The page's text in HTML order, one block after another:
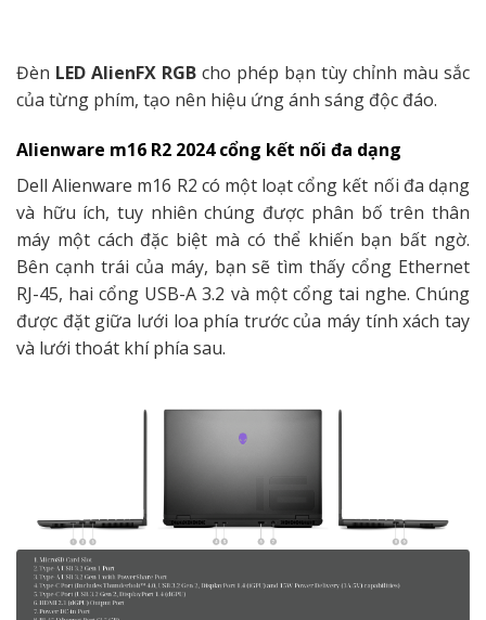
Đèn LED AlienFX RGB cho phép bạn tùy chỉnh màu sắc
của từng phím, tạo nên hiệu ứng ánh sáng độc đáo.
Alienware m16 R2 2024 cổng kết nối đa dạng
Dell Alienware m16 R2 có một loạt cổng kết nối đa dạng
và hữu ích, tuy nhiên chúng được phân bố trên thân
máy một cách đặc biệt mà có thể khiến bạn bất ngờ.
Bên cạnh trái của máy, bạn sẽ tìm thấy cổng Ethernet
RJ-45, hai cổng USB-A 3.2 và một cổng tai nghe. Chúng
được đặt giữa lưới loa phía trước của máy tính xách tay
và lưới thoát khí phía sau.